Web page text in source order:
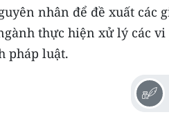
nhân để đề xuất các
thực hiện xử lý các
pháp luật.